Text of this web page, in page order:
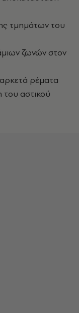
τμημάτων του
ζωνών στον
ρέματα
του αστικού